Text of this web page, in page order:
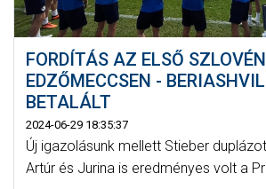
FORDÍTÁS AZ ELSŐ
EDZŐMECCSEN -
BETALÁLT
2024-06-29 18:35:37
Új igazolásunk mellett Stieber
Artúr és Jurina is eredményes volt a